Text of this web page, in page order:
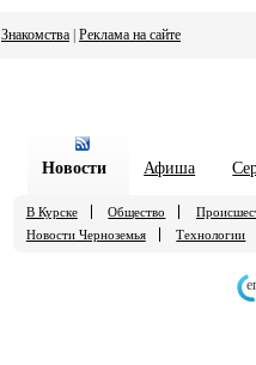
Знакомства Реклама на сайте
Новости Афиша
В Курске Общество
Новости Черноземья
Технологии